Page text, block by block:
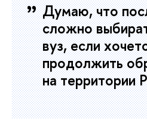
Думаю, что
сложно
вуз, если
продолжить
на территории